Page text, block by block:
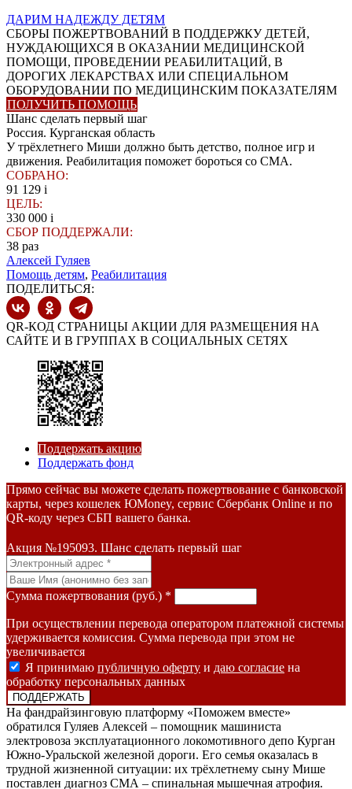
ДАРИМ НАДЕЖДУ ДЕТЯМ
СБОРЫ ПОЖЕРТВОВАНИЙ В ПОДДЕРЖКУ ДЕТЕЙ,
НУЖДАЮЩИХСЯ В ОКАЗАНИИ МЕДИЦИНСКОЙ
ПОМОЩИ, ПРОВЕДЕНИИ РЕАБИЛИТАЦИЙ, В
ДОРОГИХ ЛЕКАРСТВАХ ИЛИ СПЕЦИАЛЬНОМ
ОБОРУДОВАНИИ ПО МЕДИЦИНСКИМ ПОКАЗАТЕЛЯМ
ПОЛУЧИТЬ ПОМОЩЬ
Шанс сделать первый шаг
Россия. Курганская область
У трёхлетнего Миши должно быть детство, полное игр и
движения. Реабилитация поможет бороться со СМА.
СОБРАНО:
91 129 i
ЦЕЛЬ:
330 000 i
СБОР ПОДДЕРЖАЛИ:
38 раз
Алексей Гуляев
Помощь детям, Реабилитация
ПОДЕЛИТЬСЯ:
QR-КОД СТРАНИЦЫ АКЦИИ ДЛЯ РАЗМЕЩЕНИЯ НА
САЙТЕ И В ГРУППАХ В СОЦИАЛЬНЫХ СЕТЯХ
Поддержать акцию
Поддержать фонд
Прямо сейчас вы можете сделать пожертвование с банковской
карты, через кошелек ЮMoney, сервис Сбербанк Online и по
QR-коду через СБП вашего банка.
Акция №195093. Шанс сделать первый шаг
Сумма пожертвования (руб.) *
При осуществлении перевода оператором платежной системы
удерживается комиссия. Сумма перевода при этом не
увеличивается
Я принимаю публичную оферту и даю согласие на
обработку персональных данных
На фандрайзинговую платформу «Поможем вместе»
обратился Гуляев Алексей – помощник машиниста
электровоза эксплуатационного локомотивного депо Курган
Южно-Уральской железной дороги. Его семья оказалась в
трудной жизненной ситуации: их трёхлетнему сыну Мише
поставлен диагноз СМА – спинальная мышечная атрофия.